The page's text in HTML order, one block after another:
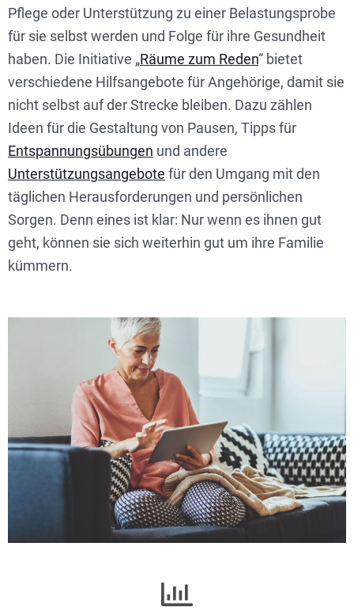
Pflege oder Unterstützung zu einer Belastungsprobe
für sie selbst werden und Folge für ihre Gesundheit
haben. Die Initiative „Räume zum Reden“ bietet
verschiedene Hilfsangebote für Angehörige, damit sie
nicht selbst auf der Strecke bleiben. Dazu zählen
Ideen für die Gestaltung von Pausen, Tipps für
Entspannungsübungen und andere
Unterstützungsangebote für den Umgang mit den
täglichen Herausforderungen und persönlichen
Sorgen. Denn eines ist klar: Nur wenn es ihnen gut
geht, können sie sich weiterhin gut um ihre Familie
kümmern.